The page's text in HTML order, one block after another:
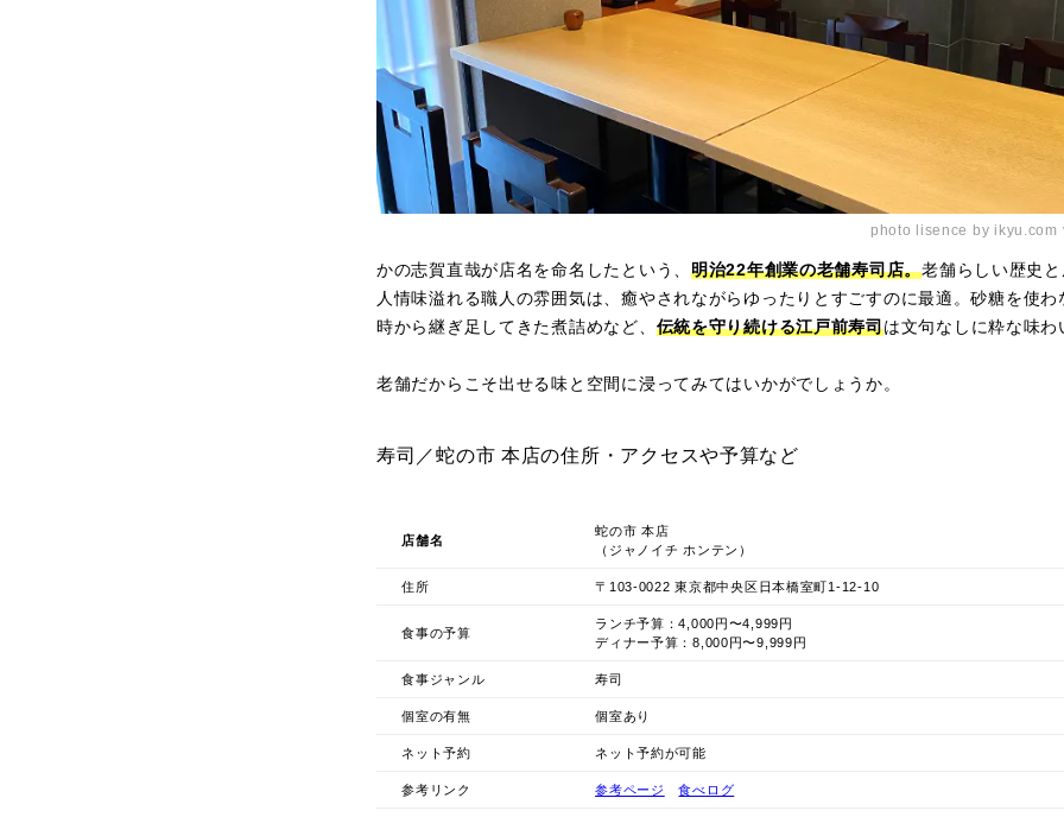
photo lisence by ikyu.com
かの志賀直哉が店名を命名したという、 明治22年創業の老舗寿司店。老舗らしい歴史
人情味溢れる職人の雰囲気は、癒やされながらゆったりとすごすのに最適。砂糖を使
時から継ぎ足してきた煮詰めなど、 伝統を守り続ける江戸前寿司は文句なしに粋な味わ
老舗だからこそ出せる味と空間に浸ってみてはいかがでしょうか。
寿司／蛇の市 本店の住所・アクセスや予算など
店舗名
蛇の市 本店
（ジャノイチ ホンテン）
住所 〒103-0022 東京都中央区日本橋室町1-12-10
食事の予算
ランチ予算：4,000円〜4,999円
ディナー予算：8,000円〜9,999円
食事ジャンル 寿司
個室の有無 個室あり
ネット予約 ネット予約が可能
参考リンク 参考ページ 食べログ